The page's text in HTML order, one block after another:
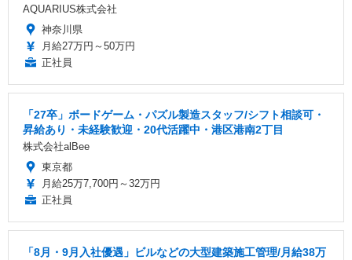
AQUARIUS株式会社
神奈川県
月給27万円～50万円
正社員
「27卒」ボードゲーム・パズル製造スタッフ/シフト相談可・
昇給あり・未経験歓迎・20代活躍中・港区港南2丁目
株式会社alBee
東京都
月給25万7,700円～32万円
正社員
「8月・9月入社優遇」ビルなどの大型建築施工管理/月給38万